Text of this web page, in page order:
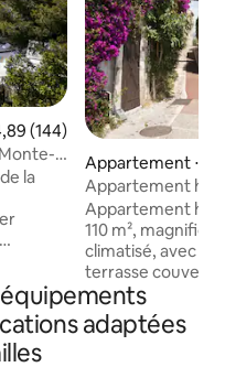
moyenne sur la
(144)
la
la
Appartement ⋅
Vence
Appartement
maison de
Appartement
110 m²,
climatisé, avec
terrasse
la mer et les
village médiéval.
légendaire
adaptées